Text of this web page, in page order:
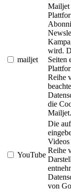
mailjet
Mailjet
wird.
Seiten
Reihe
die
Mailjet.
YouTube
Die
Reihe
von